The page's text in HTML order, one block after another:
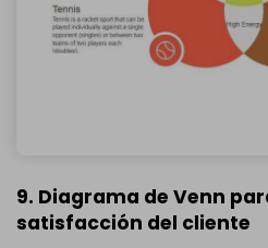
9. Diagrama de Venn
satisfacción del cliente